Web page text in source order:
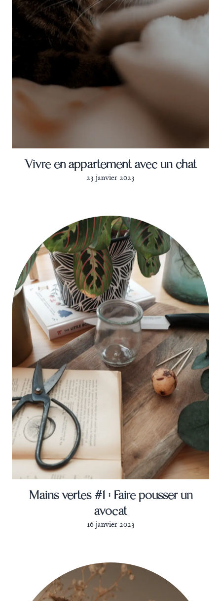
Vivre en appartement avec un chat
23 janvier 2023
Mains vertes #1 : Faire pousser un
avocat
16 janvier 2023